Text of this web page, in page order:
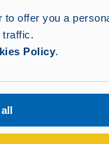
offer you a
traffic.
Policy.